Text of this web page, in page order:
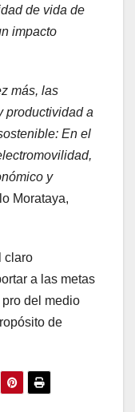
de vida de
impacto
más, las
productividad a
En el
y
Morataya,
claro
a las metas
del medio
de